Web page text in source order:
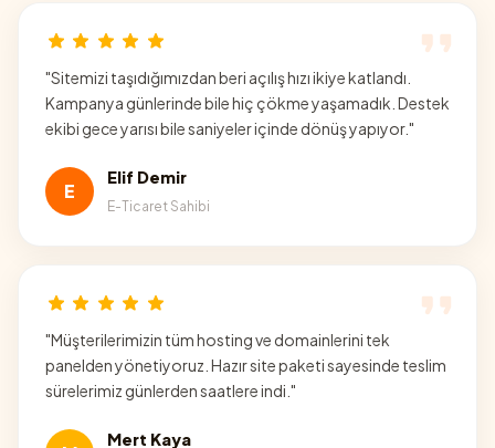
"Sitemizi taşıdığımızdan beri açılış hızı ikiye katlandı.
Kampanya günlerinde bile hiç çökme yaşamadık. Destek
ekibi gece yarısı bile saniyeler içinde dönüş yapıyor."
E
Elif Demir
E-Ticaret Sahibi
"Müşterilerimizin tüm hosting ve domainlerini tek
panelden yönetiyoruz. Hazır site paketi sayesinde teslim
sürelerimiz günlerden saatlere indi. "
Mert Kaya